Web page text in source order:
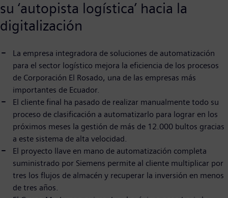
su ‘autopista logística’ hacia la
digitalización
La empresa integradora de soluciones de automatización
para el sector logístico mejora la eficiencia de los procesos
de Corporación El Rosado, una de las empresas más
importantes de Ecuador.
El cliente final ha pasado de realizar manualmente todo su
proceso de clasificación a automatizarlo para lograr en los
próximos meses la gestión de más de 12.000 bultos gracias
a este sistema de alta velocidad.
El proyecto llave en mano de automatización completa
suministrado por Siemens permite al cliente multiplicar por
tres los flujos de almacén y recuperar la inversión en menos
de tres años.